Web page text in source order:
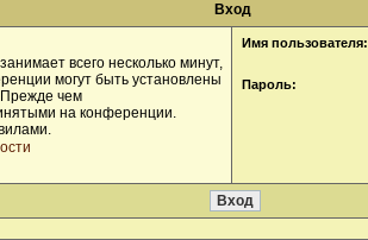
Вход
всего несколько минут,
могут быть установлены
Прежде чем
на конференции.
Имя пользователя:
Пароль: